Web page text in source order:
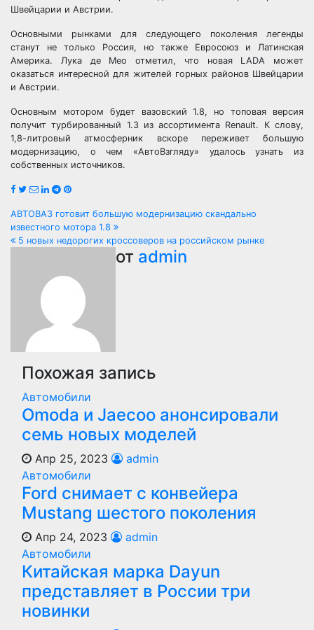
Швейцарии и Австрии.
Основными рынками для следующего поколения легенды
станут не только Россия, но также Евросоюз и Латинская
Америка. Лука де Мео отметил, что новая LADA может
оказаться интересной для жителей горных районов Швейцарии
и Австрии.
Основным мотором будет вазовский 1.8, но топовая версия
получит турбированный 1.3 из ассортимента Renault. К слову,
1,8-литровый атмосферник вскоре переживет большую
модернизацию, о чем «АвтоВзгляду» удалось узнать из
собственных источников.
Навигация
по
записям
АВТОВАЗ готовит большую модернизацию скандально
известного мотора 1.8
5 новых недорогих кроссоверов на российском рынке
от admin
Похожая запись
Автомобили
Оmoda и Jaecoo анонсировали
семь новых моделей
Апр 25, 2023
admin
Автомобили
Ford снимает с конвейера
Mustang шестого поколения
Апр 24, 2023
admin
Автомобили
Китайская марка Dayun
представляет в России три
новинки